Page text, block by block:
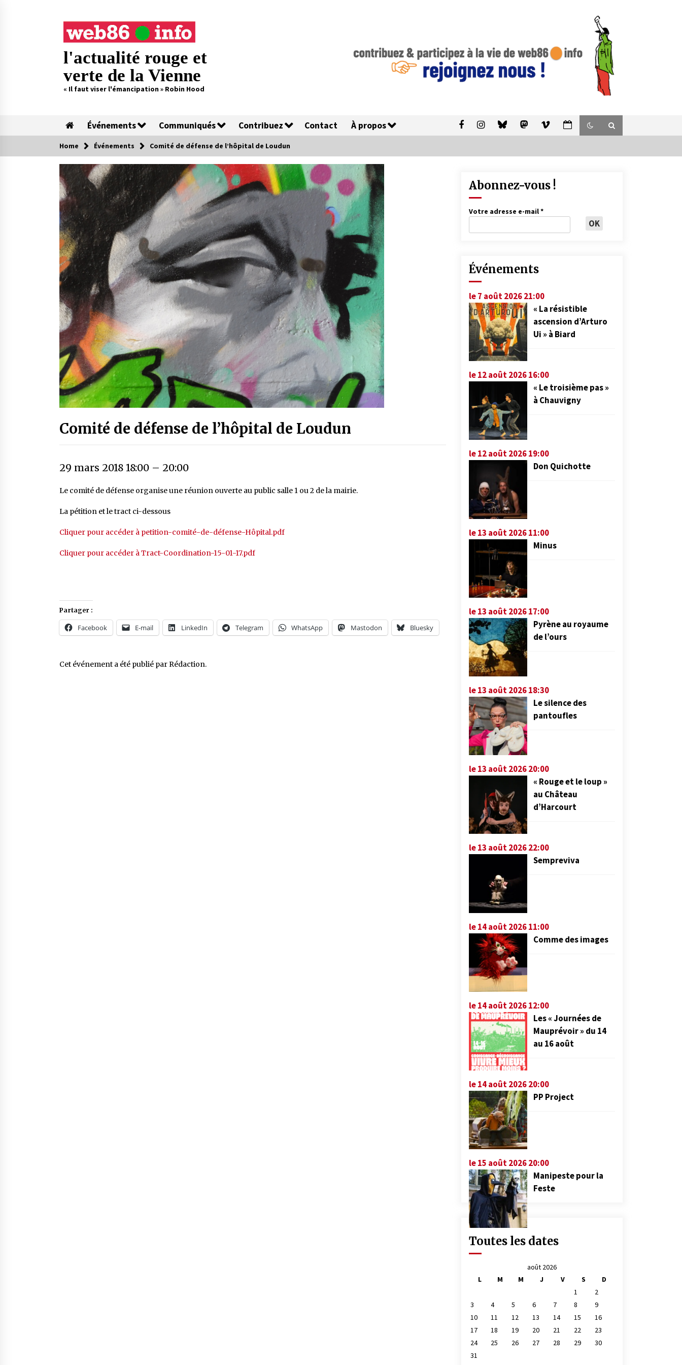
l'actualité rouge et
verte de la Vienne
« Il faut viser l'émancipation » Robin Hood
Événements Communiqués Contribuez Contact À propos
Home Événements Comité de défense de l’hôpital de Loudun
Comité de défense de l’hôpital de Loudun
29 mars 2018 18:00 – 20:00
Le comité de défense organise une réunion ouverte au public salle 1 ou 2 de la mairie.
La pétition et le tract ci-dessous
Cliquer pour accéder à petition-comité-de-défense-Hôpital.pdf
Cliquer pour accéder à Tract-Coordination-15-01-17.pdf
Partager :
Facebook E-mail LinkedIn Telegram WhatsApp Mastodon Bluesky
Cet événement a été publié parRédaction.
Abonnez-vous !
Votre adresse e-mail*
Événements
le 7 août 2026 21:00
« La résistible
ascension d’Arturo
Ui » à Biard
le 12 août 2026 16:00
« Le troisième pas »
à Chauvigny
le 12 août 2026 19:00
Don Quichotte
le 13 août 2026 11:00
Minus
le 13 août 2026 17:00
Pyrène au royaume
de l’ours
le 13 août 2026 18:30
Le silence des
pantoufles
le 13 août 2026 20:00
« Rouge et le loup »
au Château
d’Harcourt
le 13 août 2026 22:00
Sempreviva
le 14 août 2026 11:00
Comme des images
le 14 août 2026 12:00
Les « Journées de
Mauprévoir » du 14
au 16 août
le 14 août 2026 20:00
PP Project
le 15 août 2026 20:00
Manipeste pour la
Feste
Toutes les dates
août 2026
L
M M J V S
D
1
2
3
4 5 6 7 8
9
10
11 12 13 14 15
16
17
18 19 20 21 22
23
24
25 26 27 28 29
30
31